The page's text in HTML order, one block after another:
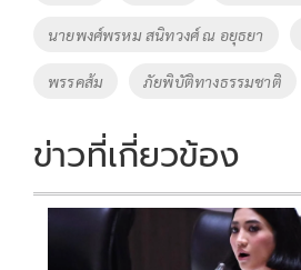
นายพงศ์พรหม สนิทวงศ์ ณ อยุธยา
พรรคส้ม ภัยพิบัติทางธรรมชาติ
ข่าวที่เกี่ยวข้อง